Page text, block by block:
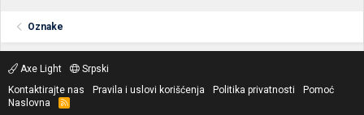
Oznake
Axe Light
Srpski
Kontaktirajte nas
Pravila i uslovi korišćenja Politika privatnosti
Pomoć
Naslovna
R